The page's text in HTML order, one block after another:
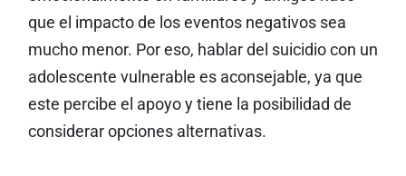
que el impacto de los eventos negativos sea
mucho menor. Por eso, hablar del suicidio con un
adolescente vulnerable es aconsejable, ya que
este percibe el apoyo y tiene la posibilidad de
considerar opciones alternativas.